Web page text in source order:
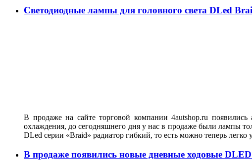
Светодиодные лампы для головного света DLed
В продаже на сайте торговой компании 4autshop.ru
охлаждения, до сегодняшнего дня у нас в продаже были лампы
DLed серии «Braid» радиатор гибкий, то есть можно теперь легко
В продаже появились новые дневные ходовые